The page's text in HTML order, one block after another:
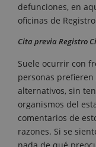
defunciones, en
oficinas de
Cita previa Registro
Suele ocurrir con
personas
alternativos, sin
organismos del
comentarios de
razones. Si se